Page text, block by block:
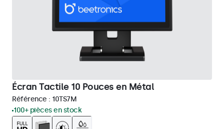
Écran Tactile 10 Pouces en Métal
Référence : 10TS7M
100+ pièces en stock